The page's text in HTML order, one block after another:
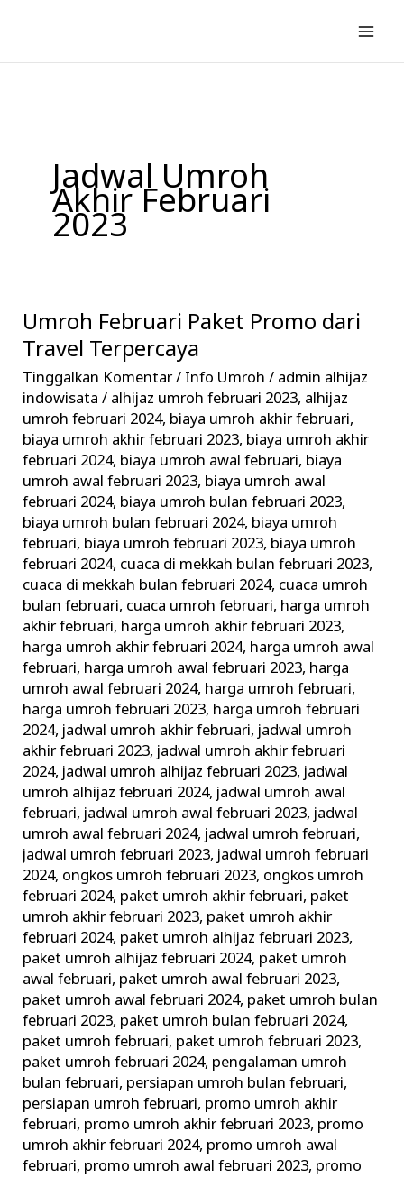
konten
Jadwal Umroh
Akhir Februari
2023
Umroh Februari Paket Promo dari
Travel Terpercaya
Tinggalkan Komentar/ Info Umroh / admin alhijaz
indowisata/ alhijaz umroh februari 2023, alhijaz
umroh februari 2024, biaya umroh akhir februari,
biaya umroh akhir februari 2023, biaya umroh akhir
februari 2024, biaya umroh awal februari, biaya
umroh awal februari 2023, biaya umroh awal
februari 2024, biaya umroh bulan februari 2023,
biaya umroh bulan februari 2024, biaya umroh
februari, biaya umroh februari 2023, biaya umroh
februari 2024, cuaca di mekkah bulan februari 2023,
cuaca di mekkah bulan februari 2024, cuaca umroh
bulan februari, cuaca umroh februari, harga umroh
akhir februari, harga umroh akhir februari 2023,
harga umroh akhir februari 2024, harga umroh awal
februari, harga umroh awal februari 2023, harga
umroh awal februari 2024, harga umroh februari,
harga umroh februari 2023, harga umroh februari
2024, jadwal umroh akhir februari, jadwal umroh
akhir februari 2023, jadwal umroh akhir februari
2024, jadwal umroh alhijaz februari 2023, jadwal
umroh alhijaz februari 2024, jadwal umroh awal
februari, jadwal umroh awal februari 2023, jadwal
umroh awal februari 2024, jadwal umroh februari,
jadwal umroh februari 2023, jadwal umroh februari
2024, ongkos umroh februari 2023, ongkos umroh
februari 2024, paket umroh akhir februari, paket
umroh akhir februari 2023, paket umroh akhir
februari 2024, paket umroh alhijaz februari 2023,
paket umroh alhijaz februari 2024, paket umroh
awal februari, paket umroh awal februari 2023,
paket umroh awal februari 2024, paket umroh bulan
februari 2023, paket umroh bulan februari 2024,
paket umroh februari, paket umroh februari 2023,
paket umroh februari 2024, pengalaman umroh
bulan februari, persiapan umroh bulan februari,
persiapan umroh februari, promo umroh akhir
februari, promo umroh akhir februari 2023, promo
umroh akhir februari 2024, promo umroh awal
februari, promo umroh awal februari 2023, promo
Umroh
Februari
Paket
Promo
dari
Travel
Terpercaya